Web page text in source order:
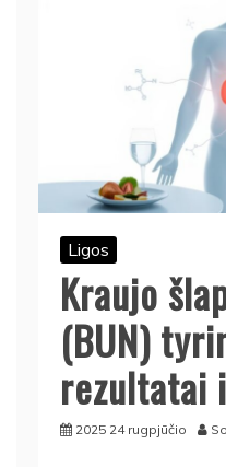
Ligos
Kraujo
(BUN)
rezultatai
2025 24 rugpjūčio